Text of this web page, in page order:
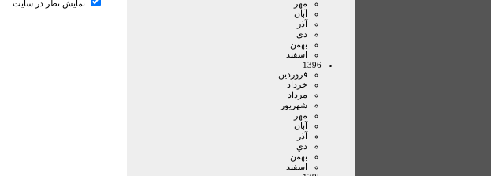
مهر
آبان
آذر
دي
بهمن
اسفند
1396
فروردين
خرداد
مرداد
شهريور
مهر
آبان
آذر
دي
بهمن
اسفند
نمایش نظر در سایت